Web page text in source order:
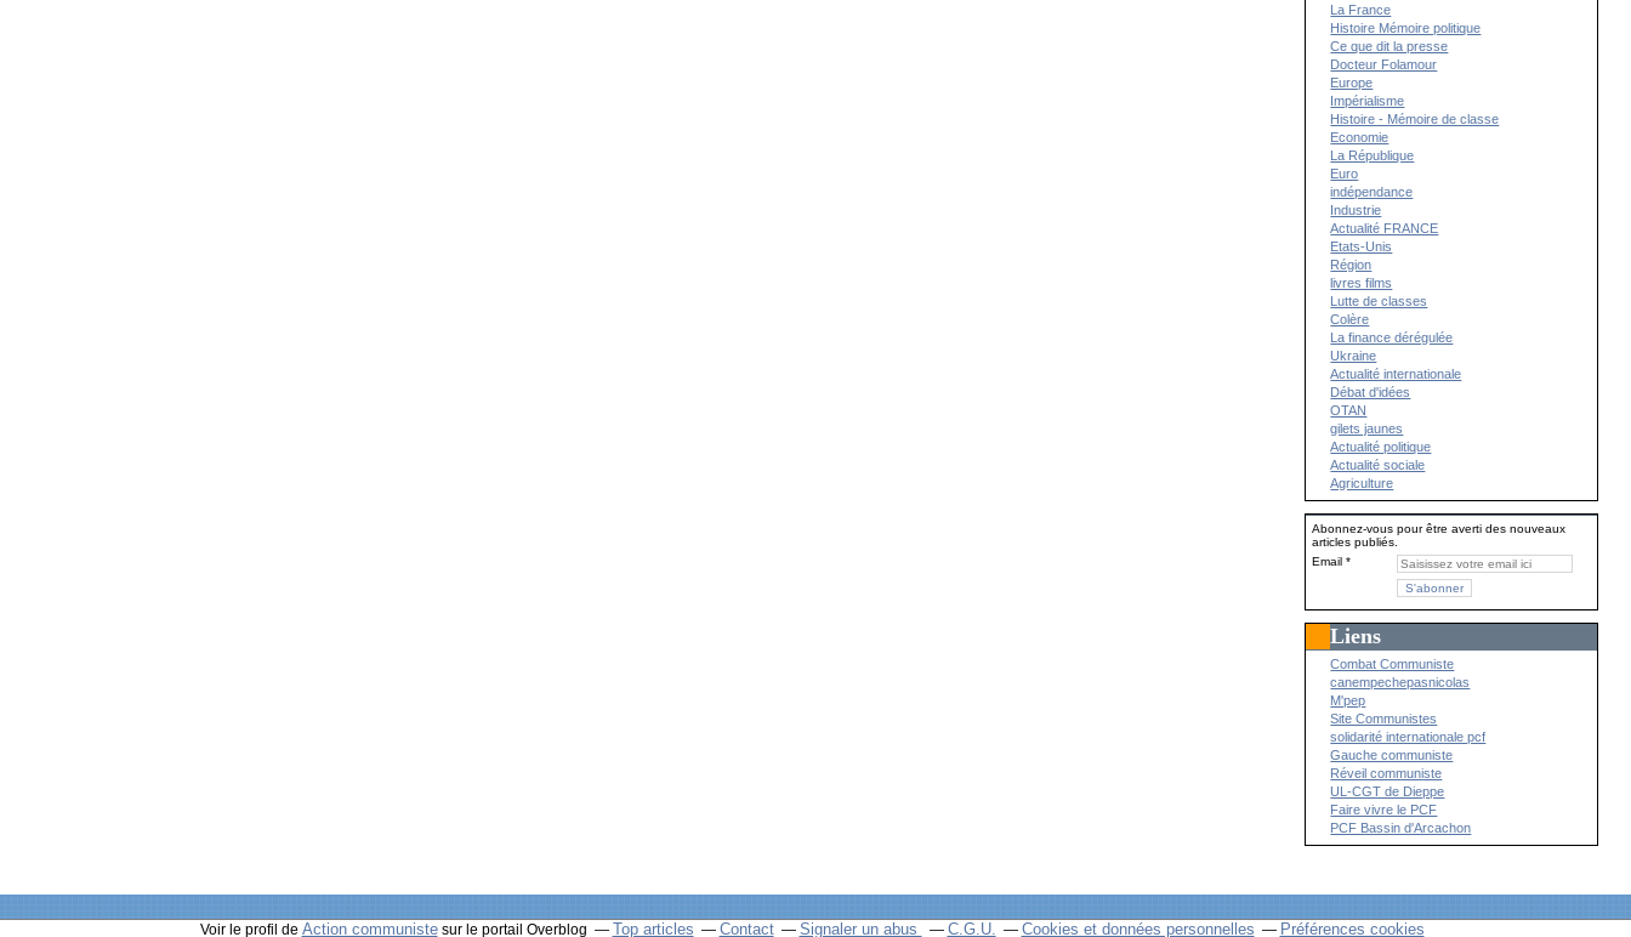
La France
Histoire Mémoire politique
Ce que dit la presse
Docteur Folamour
Europe
Impérialisme
Histoire - Mémoire de classe
Economie
La République
Euro
indépendance
Industrie
Actualité FRANCE
Etats-Unis
Région
livres films
Lutte de classes
Colère
La finance dérégulée
Ukraine
Actualité internationale
Débat d'idées
OTAN
gilets jaunes
Actualité politique
Actualité sociale
Agriculture
Abonnez-vous pour être averti des nouveaux
articles publiés.
Email
Liens
Combat Communiste
canempechepasnicolas
M'pep
Site Communistes
solidarité internationale pcf
Gauche communiste
Réveil communiste
UL-CGT de Dieppe
Faire vivre le PCF
PCF Bassin d'Arcachon
Voir le profil de Action communistesur le portail Overblog Top articles Contact Signaler un abus C.G.U. Cookies et données personnelles Préférences cookies